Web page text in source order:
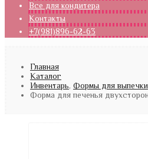
Все для кондитера
Контакты
+7(981)896-62-63
Главная
Каталог
Инвентарь, Формы для выпечки
Форма для печенья